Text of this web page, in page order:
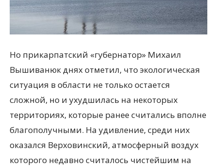
Но прикарпатский «губернатор» Михаил
Вышиванюк днях отметил, что экологическая
ситуация в области не только остается
сложной, но и ухудшилась на некоторых
территориях, которые ранее считались вполне
благополучными. На удивление, среди них
оказался Верховинский, атмосферный воздух
которого недавно считалось чистейшим на